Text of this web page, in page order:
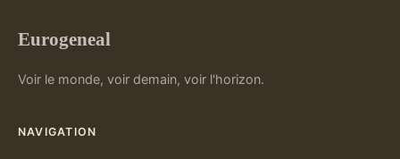
Eurogeneal
Voir le monde, voir demain, voir l'horizon.
NAVIGATION